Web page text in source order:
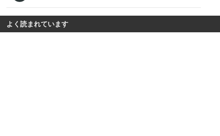
よく読まれています